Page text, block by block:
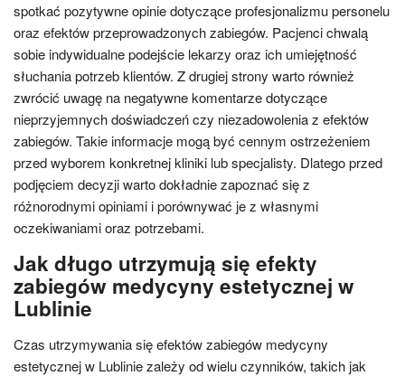
spotkać pozytywne opinie dotyczące profesjonalizmu personelu
oraz efektów przeprowadzonych zabiegów. Pacjenci chwalą
sobie indywidualne podejście lekarzy oraz ich umiejętność
słuchania potrzeb klientów. Z drugiej strony warto również
zwrócić uwagę na negatywne komentarze dotyczące
nieprzyjemnych doświadczeń czy niezadowolenia z efektów
zabiegów. Takie informacje mogą być cennym ostrzeżeniem
przed wyborem konkretnej kliniki lub specjalisty. Dlatego przed
podjęciem decyzji warto dokładnie zapoznać się z
różnorodnymi opiniami i porównywać je z własnymi
oczekiwaniami oraz potrzebami.
Jak długo utrzymują się efekty
zabiegów medycyny estetycznej w
Lublinie
Czas utrzymywania się efektów zabiegów medycyny
estetycznej w Lublinie zależy od wielu czynników, takich jak